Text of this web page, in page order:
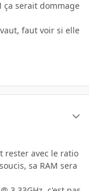
ça serait dommage
faut voir si elle
rester avec le ratio
sa RAM sera